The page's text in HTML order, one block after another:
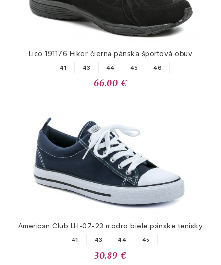
Lico 191176 Hiker čierna pánska športová obuv
41 43 44 45 46
66.00 €
American Club LH-07-23 modro biele pánske tenisky
41 43 44 45
30.89 €